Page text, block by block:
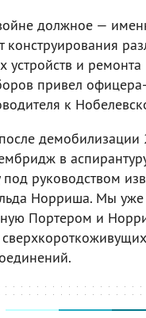
должное —
конструирования
устройств и ремонта
привел офицера-
к
демобилизации
в
под руководством
Норриша. Мы
Портером и
сверхкороткоживущих